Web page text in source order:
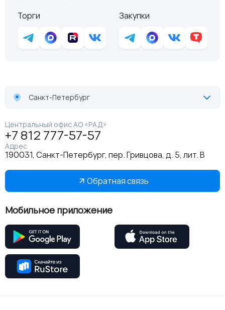
Торги
Закупки
Санкт-Петербург
Центральный офис АО «РАД»
+7 812 777-57-57
Адрес
190031, Санкт-Петербург, пер. Гривцова, д. 5, лит. В
Обратная связь
Мобильное приложение